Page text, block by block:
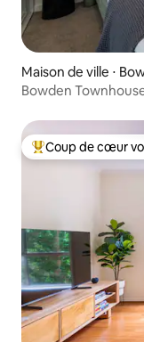
Maison de ville ⋅
Bowden
Coups de cœur
Coup de cœur